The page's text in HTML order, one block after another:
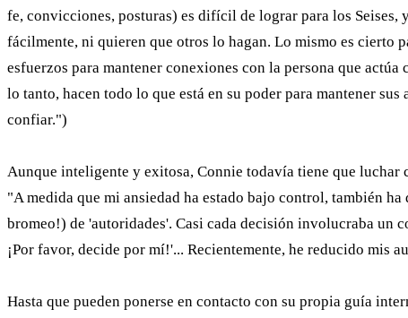
fe, convicciones, posturas) es difícil de lograr para los Seises,
fácilmente, ni quieren que otros lo hagan. Lo mismo es cierto
esfuerzos para mantener conexiones con la persona que
lo tanto, hacen todo lo que está en su poder para mantener
confiar.")
Aunque inteligente y exitosa, Connie todavía tiene que luchar
"A medida que mi ansiedad ha estado bajo control, también
bromeo!) de 'autoridades'. Casi cada decisión involucraba un
¡Por favor, decide por mí!'... Recientemente, he reducido mis
Hasta que pueden ponerse en contacto con su propia guía